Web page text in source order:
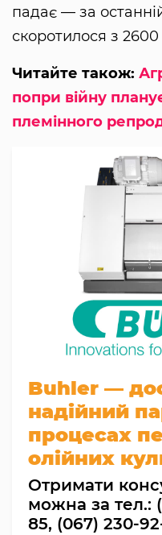
падає — за
скоротилося з
Читайте також:
попри війну
племінного
Buhler —
надійний
процесах
олійних
Отримати
можна за тел.:
85, (067) 230-